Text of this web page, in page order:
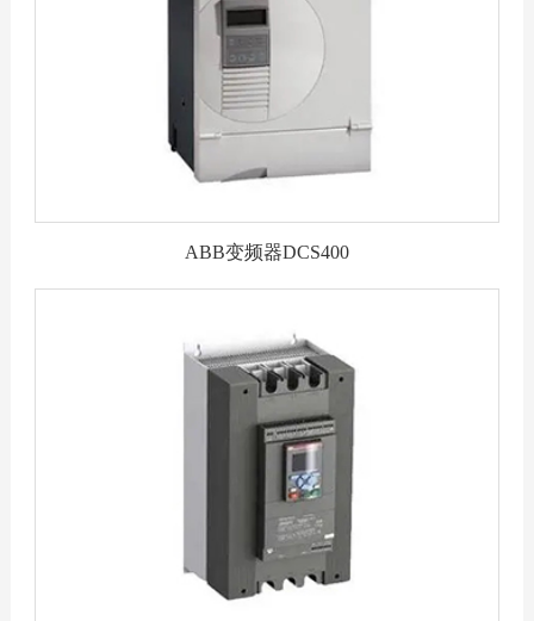
ABB变频器DCS400